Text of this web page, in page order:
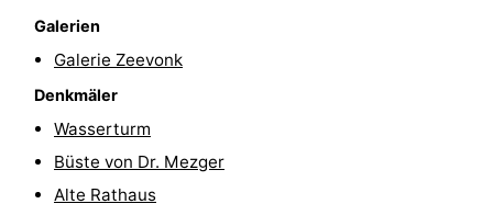
Reiten
Golfplatze
Galerien
Galerie Zeevonk
Denkmäler
Wasserturm
Büste von Dr. Mezger
Alte Rathaus